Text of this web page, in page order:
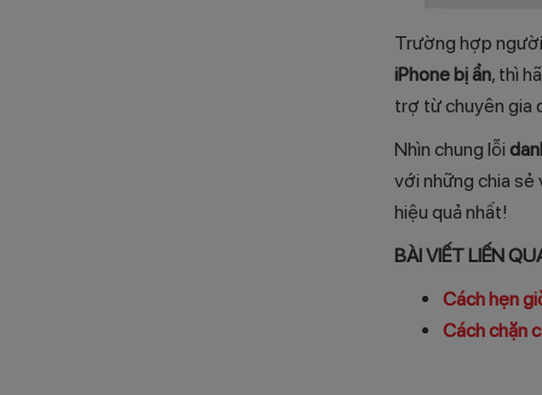
Trường hợp
iPhone bị ẩn, thì
trợ từ chuyên gia
Nhìn chung lỗi
với những chia sẻ
hiệu quả nhất!
BÀI VIẾT LIẾN
Cách hẹn
Cách chặn